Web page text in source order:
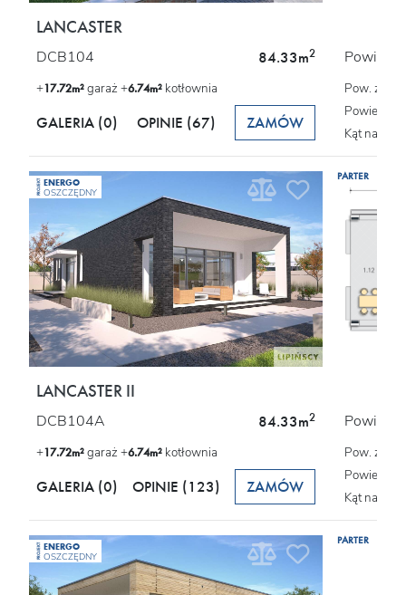
LANCASTER
DCB104 84.33m2
+17.72m²garaż +6.74m² kotłownia
GALERIA (0) OPINIE (67) ZAMÓW
Pow.
Kąt
PROJEKT ENERGO
OSZCZĘDNY
PARTER
LANCASTER II
DCB104A 84.33m2
+17.72m²garaż +6.74m² kotłownia
GALERIA (0) OPINIE (123) ZAMÓW
Pow.
Kąt
PROJEKT ENERGO
OSZCZĘDNY
PARTER